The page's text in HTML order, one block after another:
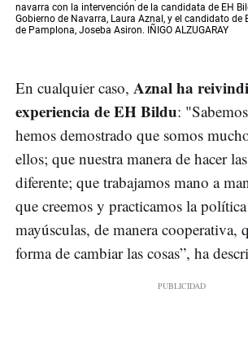
navarra con la intervención de la candidata de EH
Gobierno de Navarra, Laura Aznal, y el candidato de
de Pamplona, Joseba Asiron. IÑIGO ALZUGARAY
En cualquier caso, Aznal ha
experiencia de EH Bildu:
hemos demostrado que somos
ellos; que nuestra manera de hacer
diferente; que trabajamos mano a
que creemos y practicamos la
mayúsculas, de manera cooperativa,
forma de cambiar las cosas”, ha